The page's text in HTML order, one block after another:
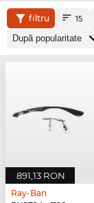
filtru 15
891,13 RON
Ray-Ban